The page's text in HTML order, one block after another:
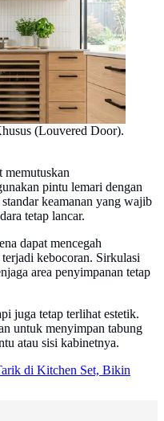
(Louvered Door).
memutuskan
pintu lemari dengan
keamanan yang wajib
tetap lancar.
dapat mencegah
kebocoran. Sirkulasi
area penyimpanan tetap
juga tetap terlihat estetik.
untuk menyimpan tabung
atau sisi kabinetnya.
di Kitchen Set, Bikin